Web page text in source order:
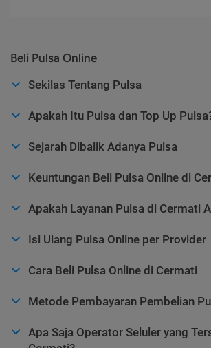
Beli Pulsa Online
Sekilas Tentang Pulsa
Apakah Itu Pulsa dan Top Up
Sejarah Dibalik Adanya Pulsa
Keuntungan Beli Pulsa Online di
Apakah Layanan Pulsa di Cermati
Isi Ulang Pulsa Online per Provider
Cara Beli Pulsa Online di Cermati
Metode Pembayaran Pembelian
Apa Saja Operator Seluler yang